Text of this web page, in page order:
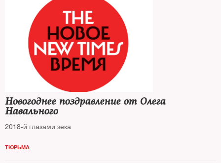
Новогоднее поздравление от Олега
Навального
2018-й глазами зека
ТЮРЬМА